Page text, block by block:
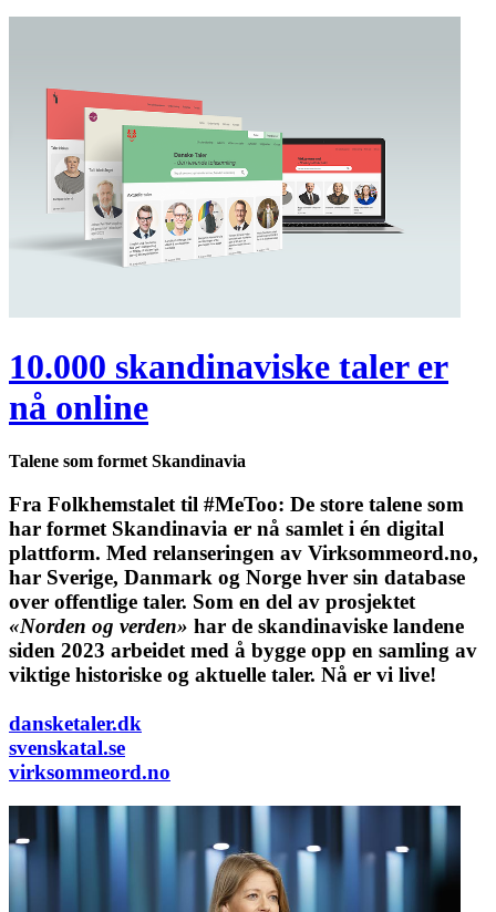
10.000 skandinaviske taler er
nå online
Talene som formet Skandinavia
Fra Folkhemstalet til #MeToo: De store talene som
har formet Skandinavia er nå samlet i én digital
plattform. Med relanseringen av Virksommeord.no,
har Sverige, Danmark og Norge hver sin database
over offentlige taler. Som en del av prosjektet
«Norden og verden» har de skandinaviske landene
siden 2023 arbeidet med å bygge opp en samling av
viktige historiske og aktuelle taler. Nå er vi live!
dansketaler.dk
svenskatal.se
virksommeord.no